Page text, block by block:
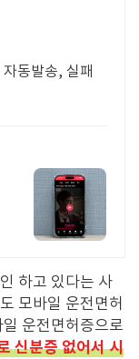
동발송, 실패
하고 있다는 사
모바일 운전면허
운전면허증으로
신분증 없어서 시